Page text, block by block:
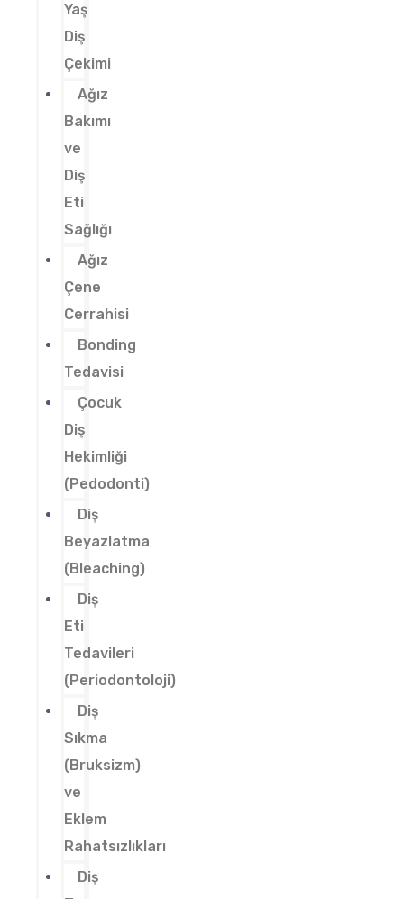
Yaş
Diş
Çekimi
Ağız
Bakımı
ve
Diş
Eti
Sağlığı
Ağız
Çene
Cerrahisi
Bonding
Tedavisi
Çocuk
Diş
Hekimliği
(Pedodonti)
Diş
Beyazlatma
(Bleaching)
Diş
Eti
Tedavileri
(Periodontoloji)
Diş
Sıkma
(Bruksizm)
ve
Eklem
Rahatsızlıkları
Diş